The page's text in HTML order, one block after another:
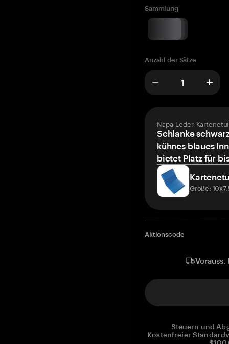
Sammlung
Anzahl der Sätze
Napa-Leder-
Schlanke
kühnes blaues
bietet Platz für
Größe:
Aktionscode
Steuern und
Kostenfreier